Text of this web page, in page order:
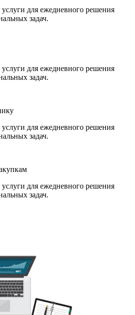
для ежедневного решения
задач.
для ежедневного решения
задач.
для ежедневного решения
задач.
для ежедневного решения
задач.